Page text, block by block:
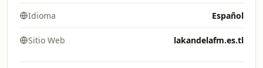
Idioma Español
Sitio Web lakandelafm.es.tl